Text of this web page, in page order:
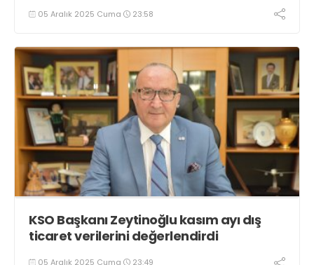
05 Aralık 2025 Cuma 23:58
KSO Başkanı Zeytinoğlu kasım ayı dış
ticaret verilerini değerlendirdi
05 Aralık 2025 Cuma 23:49